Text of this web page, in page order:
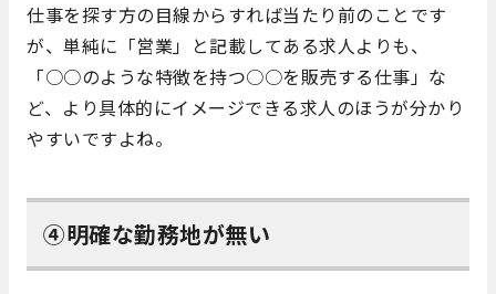
仕事を探す方の目線からすれば当たり前のことです
が、単純に「営業」と記載してある求人よりも、
「○○のような特徴を持つ○○を販売する仕事」な
ど、より具体的にイメージできる求人のほうが分かり
やすいですよね。
④明確な勤務地が無い